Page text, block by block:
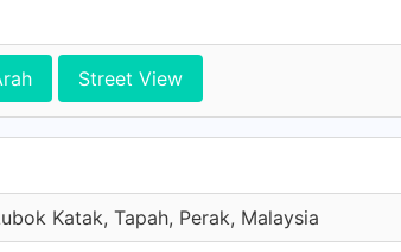
Street View
Katak, Tapah, Perak, Malaysia